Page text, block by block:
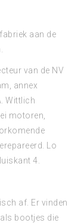
aan de
van de NV
annex
Wittlich
motoren,
Lo
4.
af. Er vinden
bootjes die